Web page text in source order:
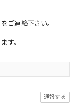
ご連絡下さい。
す。
通報する